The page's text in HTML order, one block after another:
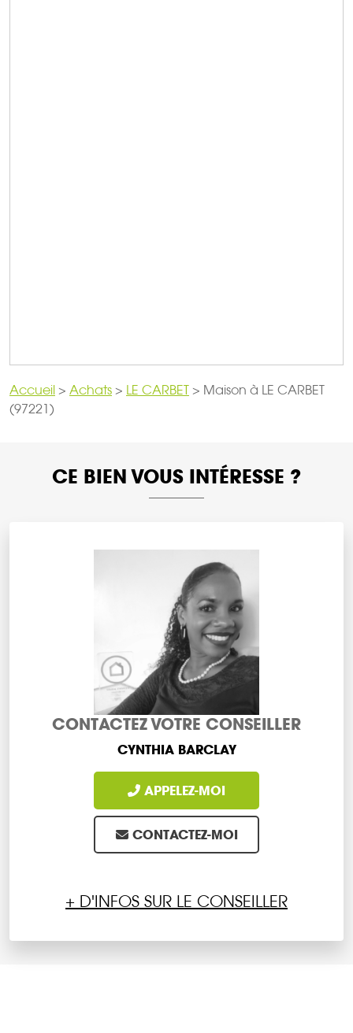
Accueil > Achats > LE CARBET > Maison à LE CARBET
(97221)
CE BIEN VOUS INTÉRESSE ?
CONTACTEZ VOTRE CONSEILLER
CYNTHIA BARCLAY
APPELEZ-MOI
CONTACTEZ-MOI
+ D'INFOS SUR LE CONSEILLER